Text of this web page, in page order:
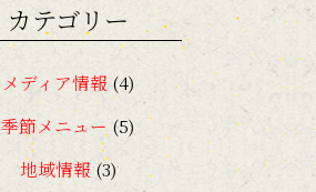
2019年8月(1)
2019年6月(1)
2019年5月(1)
2019年4月 (1)
カテゴリー
メディア情報 (4)
季節メニュー (5)
地域情報 (3)